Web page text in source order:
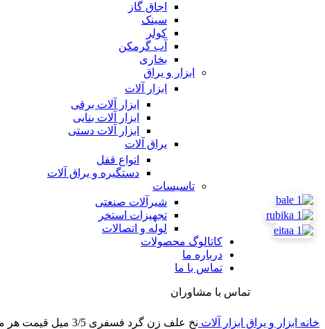
اجاق گاز
سینک
کولر
آب گرمکن
بخاری
ابزار و یراق
ابزار آلات
ابزار آلات برقی
ابزار آلات بنایی
ابزار آلات دستی
یراق آلات
انواع قفل
دستگیره و یراق آلات
تاسیسات
شیرآلات صنعتی
تجهیزات استخر
لوله و اتصالات
کاتالوگ محصولات
درباره ما
تماس با ما
تماس با مشاوران
خانه ابزار و یراق ابزار آلات نخ علف زن گرد فسفری 3/5 میل قیمت هر متر